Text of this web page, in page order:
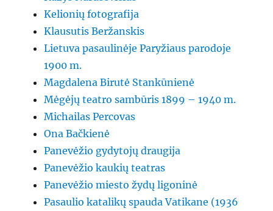
Kelionių fotografija
Klausutis Beržanskis
Lietuva pasaulinėje Paryžiaus parodoje
1900 m.
Magdalena Birutė Stankūnienė
Mėgėjų teatro sambūris 1899 – 1940 m.
Michailas Percovas
Ona Bačkienė
Panevėžio gydytojų draugija
Panevėžio kaukių teatras
Panevėžio miesto žydų ligoninė
Pasaulio katalikų spauda Vatikane (1936